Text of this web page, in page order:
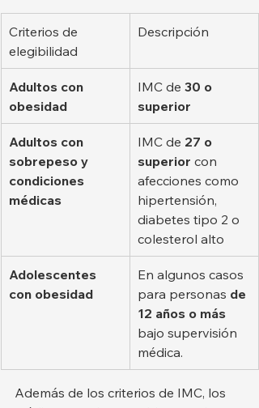
Criterios de
elegibilidad
Descripción
Adultos con
obesidad
IMC de 30 o
superior
Adultos con
sobrepeso y
condiciones
médicas
IMC de 27 o
superior con
afecciones como
hipertensión,
diabetes tipo 2 o
colesterol alto
Adolescentes
con obesidad
En algunos casos
para personas de
12 años o más
bajo supervisión
médica.
Además de los criterios de IMC, los